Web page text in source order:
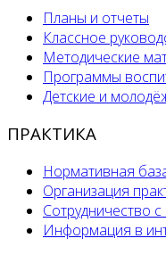
Планы и отчеты
Классное
Методические
Программы
Детские и
ПРАКТИКА
Нормативная
Организация
Сотрудничество
Информация в